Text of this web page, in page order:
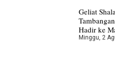
Geliat
Hadir ke
Minggu, 2